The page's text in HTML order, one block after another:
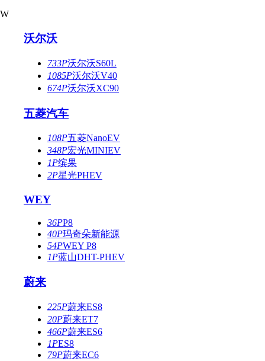
W
沃尔沃
733P沃尔沃S60L
1085P沃尔沃V40
674P沃尔沃XC90
五菱汽车
108P五菱NanoEV
348P宏光MINIEV
1P缤果
2P星光PHEV
WEY
36PP8
40P玛奇朵新能源
54PWEY P8
1P蓝山DHT-PHEV
蔚来
225P蔚来ES8
20P蔚来ET7
466P蔚来ES6
1PES8
79P蔚来EC6